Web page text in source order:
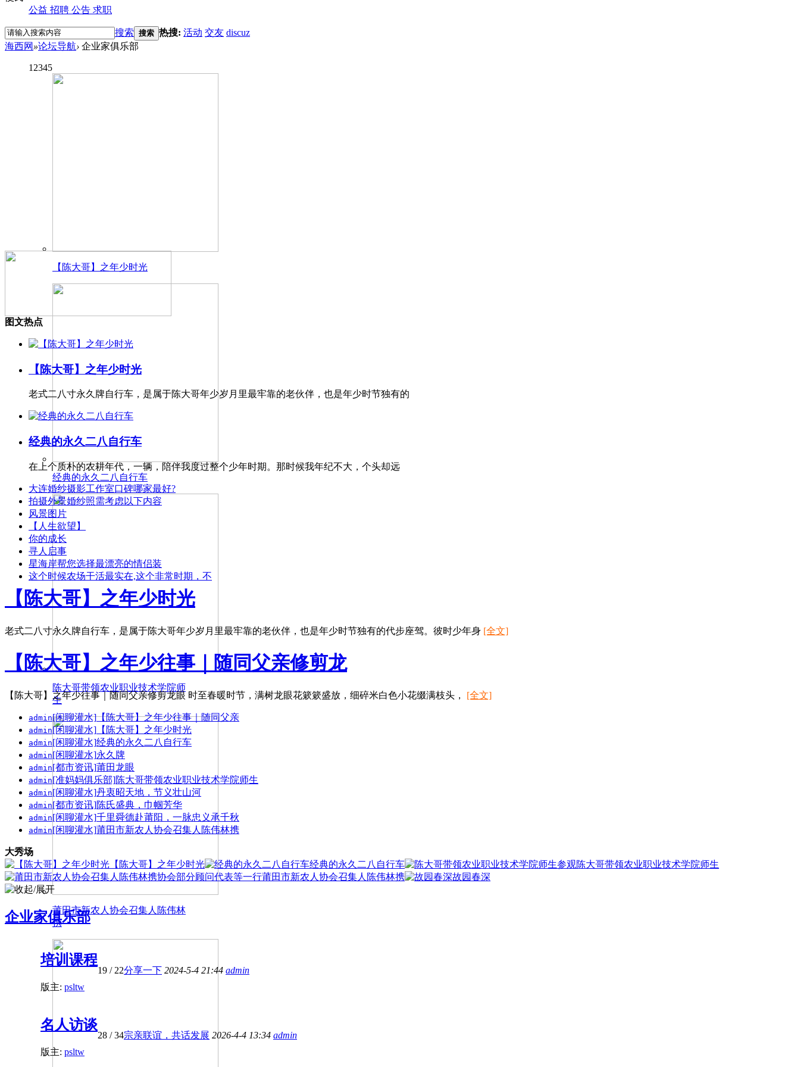
公益 招聘 公告 求职
搜索 搜索 热搜: 活动 交友 discuz
海西网 »论坛导航› 企业家俱乐部
1 2345
【陈大哥】之年少时光
经典的永久二八自行车
陈大哥带领农业职业技术学院师
生
莆田市新农人协会召集人陈伟林
携
图文热点
【陈大哥】之年少时光
老式二八寸永久牌自行车，是属于陈大哥年少岁月里最牢靠的老伙伴，也是年少时节独有的
经典的永久二八自行车
在上个质朴的农耕年代，一辆，陪伴我度过整个少年时期。那时候我年纪不大，个头却远
大连婚纱摄影工作室口碑哪家最好?
拍摄外景婚纱照需考虑以下内容
风景图片
【人生欲望】
你的成长
寻人启事
星海岸帮您选择最漂亮的情侣装
这个时候农场干活最实在,这个非常时期，不
【陈大哥】之年少时光
老式二八寸永久牌自行车，是属于陈大哥年少岁月里最牢靠的老伙伴，也是年少时节独有的代步座驾。彼时少年身 [全文]
【陈大哥】之年少往事｜随同父亲修剪龙
【陈大哥】之年少往事｜随同父亲修剪龙眼 时至春暖时节，满树龙眼花簌簌盛放，细碎米白色小花缀满枝头， [全文]
admin[闲聊灌水]【陈大哥】之年少往事｜随同父亲
admin[闲聊灌水] 【陈大哥】之年少时光
admin[闲聊灌水]经典的永久二八自行车
admin[闲聊灌水]永久牌
admin[都市资讯]莆田龙眼
admin[准妈妈俱乐部]陈大哥带领农业职业技术学院师生
admin[闲聊灌水]丹衷昭天地，节义壮山河
admin[都市资讯]陈氏盛典，巾帼芳华
admin[闲聊灌水]千里舜德赴莆阳，一脉忠义承千秋
admin[闲聊灌水]莆田市新农人协会召集人陈伟林携
大秀场
【陈大哥】之年少时光
经典的永久二八自行车
陈大哥带领农业职业技术学院师生
莆田市新农人协会召集人陈伟林携
故园春深
企业家俱乐部
培训课程
版主: psltw
19 / 22分享一下 2024-5-4 21:44 admin
名人访谈
版主: psltw
28 / 34宗亲联谊，共话发展 2026-4-4 13:34 admin